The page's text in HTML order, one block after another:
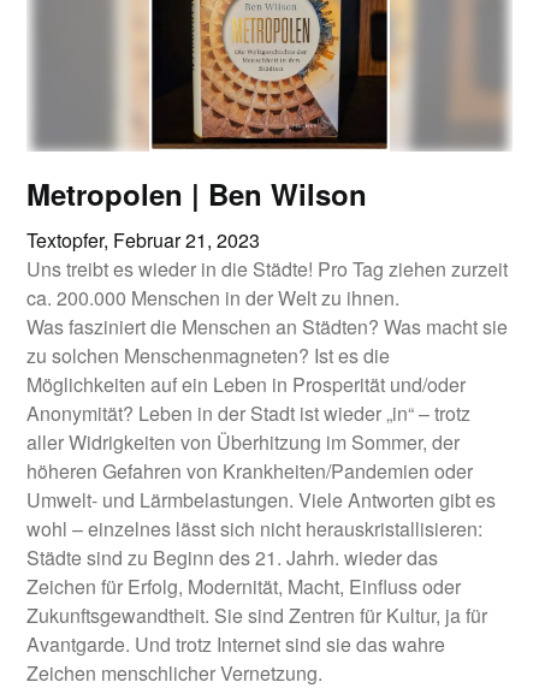
Metropolen | Ben Wilson
Textopfer, Februar 21, 2023
Uns treibt es wieder in die Städte! Pro Tag ziehen zurzeit
ca. 200.000 Menschen in der Welt zu ihnen.
Was fasziniert die Menschen an Städten? Was macht sie
zu solchen Menschenmagneten? Ist es die
Möglichkeiten auf ein Leben in Prosperität und/oder
Anonymität? Leben in der Stadt ist wieder „in“ – trotz
aller Widrigkeiten von Überhitzung im Sommer, der
höheren Gefahren von Krankheiten/Pandemien oder
Umwelt- und Lärmbelastungen. Viele Antworten gibt es
wohl – einzelnes lässt sich nicht herauskristallisieren:
Städte sind zu Beginn des 21. Jahrh. wieder das
Zeichen für Erfolg, Modernität, Macht, Einfluss oder
Zukunftsgewandtheit. Sie sind Zentren für Kultur, ja für
Avantgarde. Und trotz Internet sind sie das wahre
Zeichen menschlicher Vernetzung.